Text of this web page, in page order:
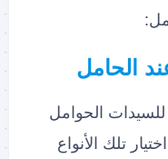
الحامل
للسيدات الحوامل
تلك الأنواع